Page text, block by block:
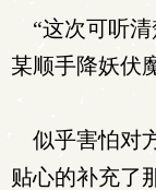
“这次可听清
某顺手降妖伏
似乎害怕对
贴心的补充了